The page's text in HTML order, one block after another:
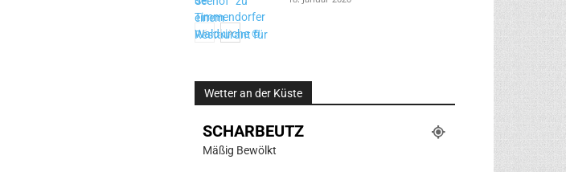
Wetter an der Küste
SCHARBEUTZ
Mäßig Bewölkt